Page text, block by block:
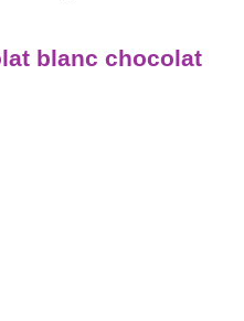
blanc chocolat